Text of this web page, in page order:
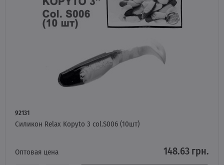
92131
Силикон Relax Kopyto 3 col.S006 (10шт)
Оптовая цена 148.63 грн.